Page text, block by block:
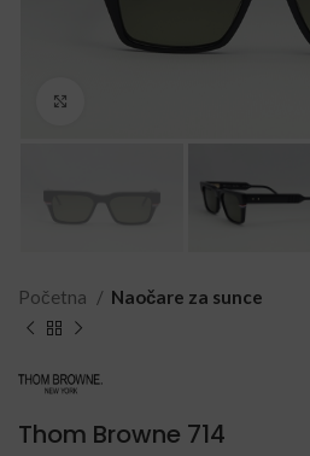
Početna Naočare za sunce
Thom Browne 714